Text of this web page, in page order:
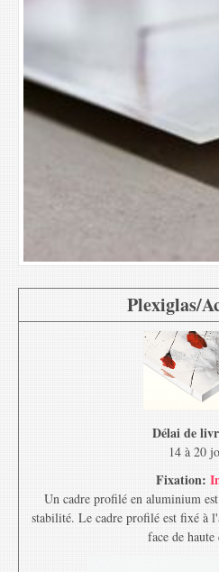
Plexiglas/
Délai de
14 à 20
Fixation:
Un cadre profilé en aluminium
stabilité. Le cadre profilé est fixé à
face de